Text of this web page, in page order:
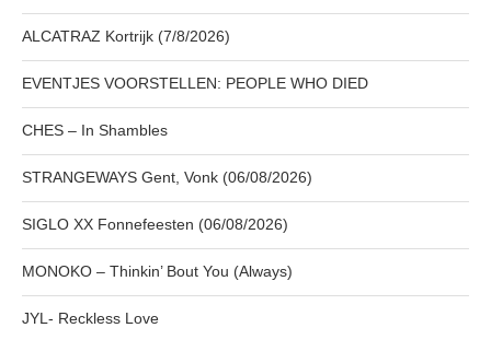
ALCATRAZ Kortrijk (7/8/2026)
EVENTJES VOORSTELLEN: PEOPLE WHO DIED
CHES – In Shambles
STRANGEWAYS Gent, Vonk (06/08/2026)
SIGLO XX Fonnefeesten (06/08/2026)
MONOKO – Thinkin’ Bout You (Always)
JYL- Reckless Love